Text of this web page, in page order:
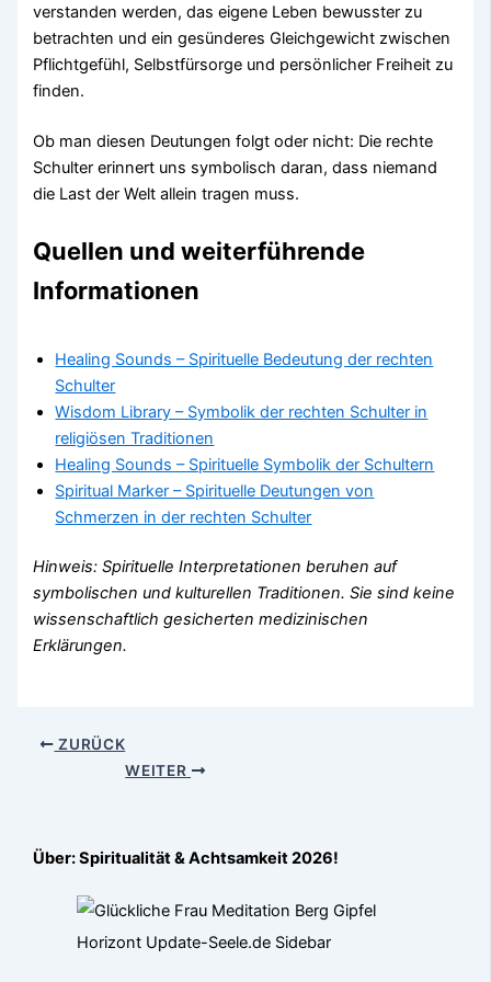
verstanden werden, das eigene Leben bewusster zu
betrachten und ein gesünderes Gleichgewicht zwischen
Pflichtgefühl, Selbstfürsorge und persönlicher Freiheit zu
finden.
Ob man diesen Deutungen folgt oder nicht: Die rechte
Schulter erinnert uns symbolisch daran, dass niemand
die Last der Welt allein tragen muss.
Quellen und weiterführende
Informationen
Healing Sounds – Spirituelle Bedeutung der rechten
Schulter
Wisdom Library – Symbolik der rechten Schulter in
religiösen Traditionen
Healing Sounds – Spirituelle Symbolik der Schultern
Spiritual Marker – Spirituelle Deutungen von
Schmerzen in der rechten Schulter
Hinweis: Spirituelle Interpretationen beruhen auf
symbolischen und kulturellen Traditionen. Sie sind keine
wissenschaftlich gesicherten medizinischen
Erklärungen.
ZURÜCK
WEITER
Über: Spiritualität & Achtsamkeit 2026!